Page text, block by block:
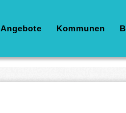
Angebote Kommunen